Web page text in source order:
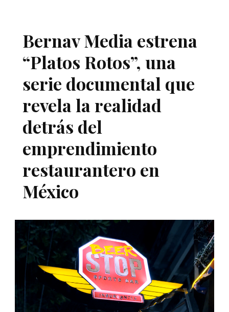
Bernav Media estrena
“Platos Rotos”, una
serie documental que
revela la realidad
detrás del
emprendimiento
restaurantero en
México